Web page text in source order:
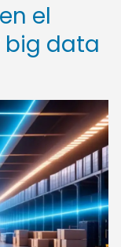
el
big data